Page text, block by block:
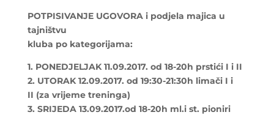
POTPISIVANJE UGOVORA i podjela majica u
tajništvu
kluba po kategorijama:
1. PONEDJELJAK 11.09.2017. od 18-20h prstići I i II
2. UTORAK 12.09.2017. od 19:30-21:30h limači I i
II (za vrijeme treninga)
3. SRIJEDA 13.09.2017.od 18-20h ml.i st. pioniri